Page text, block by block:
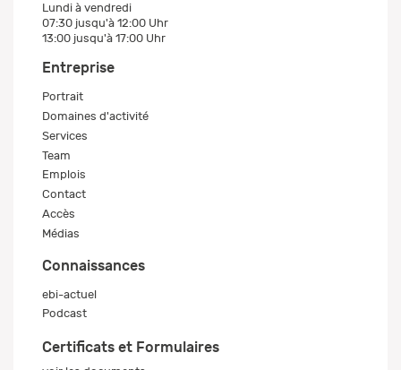
Lundi à vendredi
07:30 jusqu'à 12:00 Uhr
13:00 jusqu'à 17:00 Uhr
Entreprise
Portrait
Domaines d'activité
Services
Team
Emplois
Contact
Accès
Médias
Connaissances
ebi-actuel
Podcast
Certificats et Formulaires